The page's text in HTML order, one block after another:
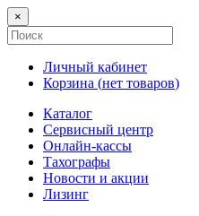
×
Личный кабинет
Корзина (нет товаров)
Каталог
Сервисный центр
Онлайн-кассы
Тахографы
Новости и акции
Лизинг